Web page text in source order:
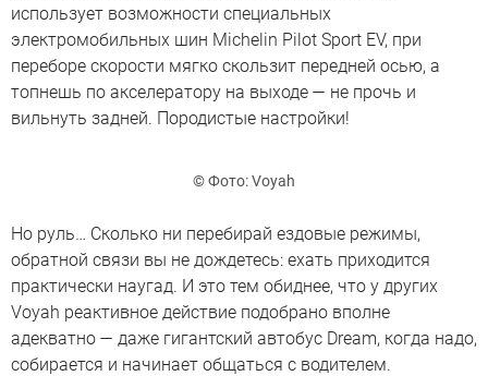
использует возможности специальных
электромобильных шин Michelin Pilot Sport EV, при
переборе скорости мягко скользит передней осью, а
топнешь по акселератору на выходе — не прочь и
вильнуть задней. Породистые настройки!
© Фото: Voyah
Но руль… Сколько ни перебирай ездовые режимы,
обратной связи вы не дождетесь: ехать приходится
практически наугад. И это тем обиднее, что у других
Voyah реактивное действие подобрано вполне
адекватно — даже гигантский автобус Dream, когда надо,
собирается и начинает общаться с водителем.